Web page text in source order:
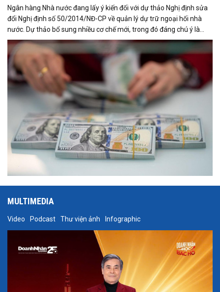
Ngân hàng Nhà nước đang lấy ý kiến đối với dự thảo Nghị định sửa
đổi Nghị định số 50/2014/NĐ-CP về quản lý dự trữ ngoại hối nhà
nước. Dự thảo bổ sung nhiều cơ chế mới, trong đó đáng chú ý là
việc đưa Quyền rút vốn đặc biệt (SDR) của Quỹ Tiền tệ Quốc tế
(IMF) vào nguồn hình thành dự trữ ngoại hối quốc gia.
MULTIMEDIA
Video Podcast Thư viện ảnh Infographic